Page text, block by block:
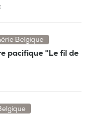
Belgique
pacifique "Le fil de